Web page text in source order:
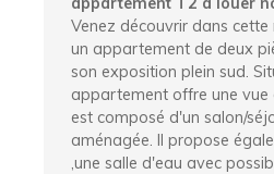
Venez découvrir dans
un appartement de deux
son exposition plein sud.
appartement offre une vue
est composé d'un salon/
aménagée. Il propose
,une salle d'eau avec